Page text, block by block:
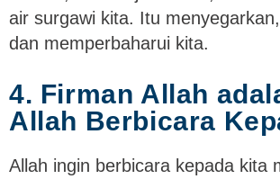
air surgawi kita. Itu
dan memperbaharui kita.
4. Firman Allah
Allah Berbicara
Allah ingin berbicara kepada kita